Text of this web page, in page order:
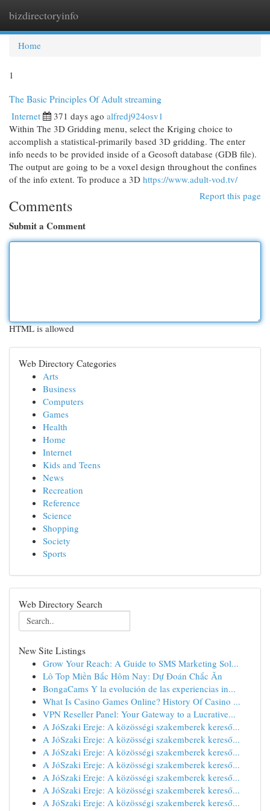
bizdirectoryinfo
Home
1
The Basic Principles Of Adult streaming
Internet 371 days ago alfredj924osv1
Within The 3D Gridding menu, select the Kriging choice to
accomplish a statistical-primarily based 3D gridding. The enter
info needs to be provided inside of a Geosoft database (GDB file).
The output are going to be a voxel design throughout the confines
of the info extent. To produce a 3D https://www.adult-vod.tv/
Report this page
Comments
Submit a Comment
HTML is allowed
Web Directory Categories
Arts
Business
Computers
Games
Health
Home
Internet
Kids and Teens
News
Recreation
Reference
Science
Shopping
Society
Sports
Web Directory Search
New Site Listings
Grow Your Reach: A Guide to SMS Marketing Sol...
Lô Top Miền Bắc Hôm Nay: Dự Đoán Chắc Ăn
BongaCams Y la evolución de las experiencias in...
What Is Casino Games Online? History Of Casino ...
VPN Reseller Panel: Your Gateway to a Lucrative...
A JóSzaki Ereje: A közösségi szakemberek kereső...
A JóSzaki Ereje: A közösségi szakemberek kereső...
A JóSzaki Ereje: A közösségi szakemberek kereső...
A JóSzaki Ereje: A közösségi szakemberek kereső...
A JóSzaki Ereje: A közösségi szakemberek kereső...
A JóSzaki Ereje: A közösségi szakemberek kereső...
A JóSzaki Ereje: A közösségi szakemberek kereső...